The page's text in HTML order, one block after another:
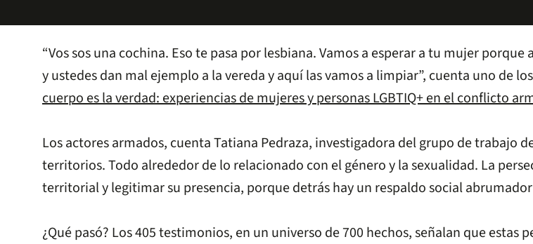
“Vos sos una cochina. Eso te pasa por lesbiana. Vamos a esperar a tu mujer
y ustedes dan mal ejemplo a la vereda y aquí las vamos a limpiar”, cuenta uno de
cuerpo es la verdad: experiencias de mujeres y personas LGBTIQ+ en el conflicto
Los actores armados, cuenta Tatiana Pedraza, investigadora del grupo de trabajo
territorios. Todo alrededor de lo relacionado con el género y la sexualidad. La
territorial y legitimar su presencia, porque detrás hay un respaldo social
¿Qué pasó? Los 405 testimonios, en un universo de 700 hechos, señalan que